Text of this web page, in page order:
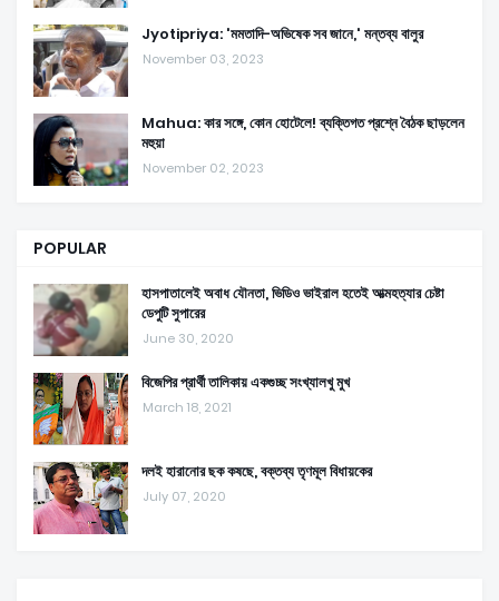
Jyotipriya: 'মমতাদি-অভিষেক সব জানে,' মন্তব্য বালুর
November 03, 2023
Mahua: কার সঙ্গে, কোন হোটেলে! ব্যক্তিগত প্রশ্নে বৈঠক ছাড়লেন
মহুয়া
November 02, 2023
POPULAR
হাসপাতালেই অবাধ যৌনতা, ভিডিও ভাইরাল হতেই আত্মহত্যার চেষ্টা
ডেপুটি সুপারের
June 30, 2020
বিজেপির প্রার্থী তালিকায় একগুচ্ছ সংখ্যালখু মুখ
March 18, 2021
দলই হারানোর ছক কষছে, বক্তব্য তৃণমূল বিধায়কের
July 07, 2020